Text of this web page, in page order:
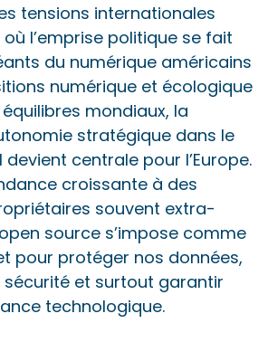
tensions internationales
où l’emprise politique se fait
du numérique américains
numérique et écologique
mondiaux, la
stratégique dans le
centrale pour l’Europe.
croissante à des
souvent extra-
source s’impose comme
pour protéger nos données,
et surtout garantir
technologique.